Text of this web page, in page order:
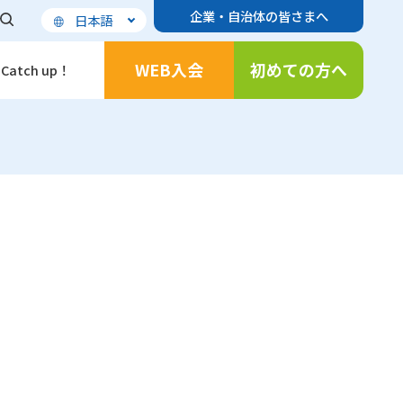
日本語 企業・自治体の皆さまへ
Catch up！ WEB入会 初めての方へ